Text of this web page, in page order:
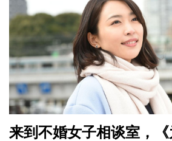
来到不婚女子相谈室，